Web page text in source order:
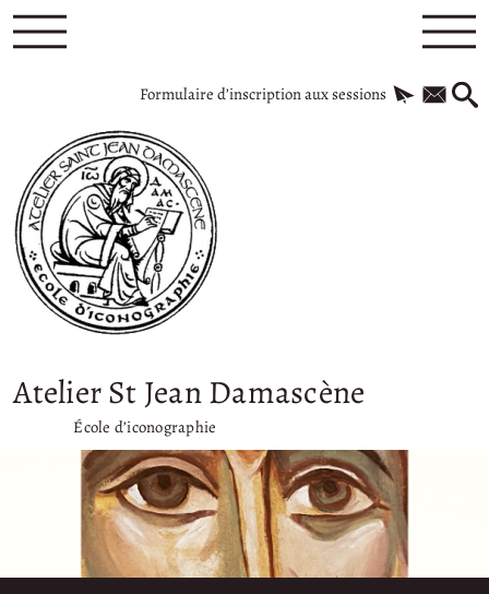
Formulaire d’inscription aux sessions
Atelier St Jean Damascène
École d’iconographie